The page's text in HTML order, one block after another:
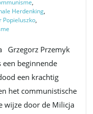
,
Herdenking,
Popieluszko,
Grzegorz Przemyk
beginnende
een krachtig
het communistische
wijze door de Milicja